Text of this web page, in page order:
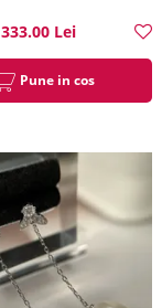
333.00 Lei
Pune in cos